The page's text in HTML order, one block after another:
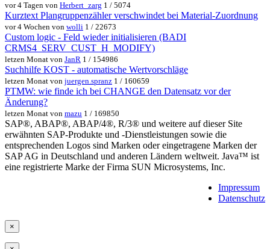
vor 4 Tagen von Herbert_zarg 1 / 5074
Kurztext Plangruppenzähler verschwindet bei Material-Zuordnung
vor 4 Wochen von wolli 1 / 22673
Custom logic - Feld wieder initialisieren (BADI
CRMS4_SERV_CUST_H_MODIFY)
letzen Monat von JanR 1 / 154986
Suchhilfe KOST - automatische Wertvorschläge
letzen Monat von juergen.spranz 1 / 160659
PTMW: wie finde ich bei CHANGE den Datensatz vor der
Änderung?
letzen Monat von mazu 1 / 169850
SAP®, ABAP®, ABAP/4®, R/3® und weitere auf dieser Site
erwähnten SAP-Produkte und -Dienstleistungen sowie die
entsprechenden Logos sind Marken oder eingetragene Marken der
SAP AG in Deutschland und anderen Ländern weltweit. Java™ ist
eine registrierte Marke der Firma SUN Microsystems, Inc.
Impressum
Datenschutz
×